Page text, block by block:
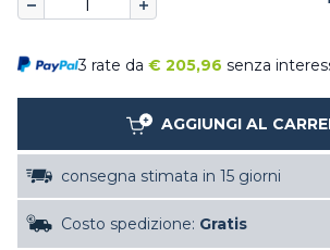
3 rate da € 205,96 senza
AGGIUNGI AL
consegna stimata in 15 giorni
Costo spedizione: Gratis